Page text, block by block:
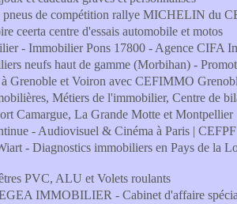
pneus de compétition rallye MICHELIN du
ceerta centre d'essais automobile et motos
- Immobilier Pons 17800 - Agence CIFA
neufs haut de gamme (Morbihan) -
Grenoble et Voiron avec CEFIMMO
Métiers de l'immobilier, Centre de
Camargue, La Grande Motte et Montpellier
- Audiovisuel & Cinéma à Paris | CEFPF
- Diagnostics immobiliers en Pays de la
PVC, ALU et Volets roulants
IMMOBILIER - Cabinet d'affaire